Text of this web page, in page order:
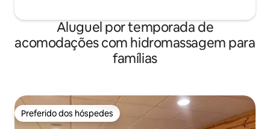
Aluguel por temporada de
acomodações com hidromassagem para
famílias
Preferido dos hóspedes
Preferido dos hóspedes